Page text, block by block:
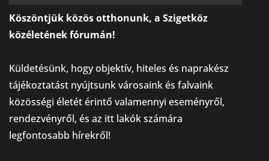
Köszöntjük közös otthonunk, a Szigetköz
közéletének fórumán!
Küldetésünk, hogy objektív, hiteles és naprakész
tájékoztatást nyújtsunk városaink és falvaink
közösségi életét érintő valamennyi eseményről,
rendezvényről, és az itt lakók számára
legfontosabb hírekről!